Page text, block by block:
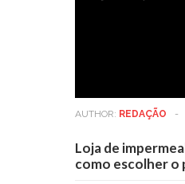
AUTHOR: REDAÇÃO -
Loja de
como escolher